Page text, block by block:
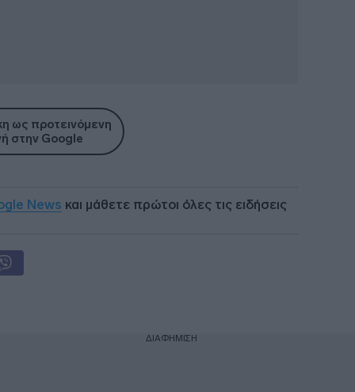
ως προτεινόμενη
στην Google
News και μάθετε πρώτοι όλες τις ειδήσεις
ΔΙΑΦΗΜΙΣΗ